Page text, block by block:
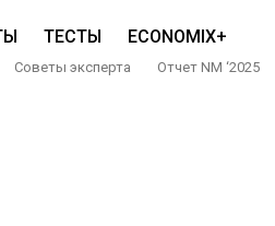
ТЕСТЫ ECONOMIX+
Советы эксперта Отчет NM ‘2025